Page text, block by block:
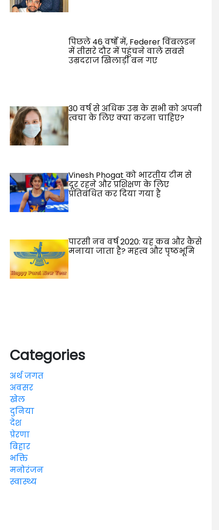
पिछले 46 वर्षों में, Federer विंबलडन
में तीसरे दौर में पहुंचने वाले सबसे
उम्रदराज खिलाड़ी बन गए
30 वर्ष से अधिक उम्र के सभी को अपनी
त्वचा के लिए क्या करना चाहिए?
Vinesh Phogat को भारतीय टीम से
दूर रहने और प्रशिक्षण के लिए
प्रतिबंधित कर दिया गया है
पारसी नव वर्ष 2020: यह कब और कैसे
मनाया जाता है? महत्व और पृष्ठभूमि
Categories
अर्थ जगत
अवसर
खेल
दुनिया
देश
प्रेरणा
बिहार
भक्ति
मनोरंजन
स्वास्थ्य